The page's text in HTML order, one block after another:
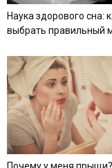
Наука здорового сна:
выбрать правильный